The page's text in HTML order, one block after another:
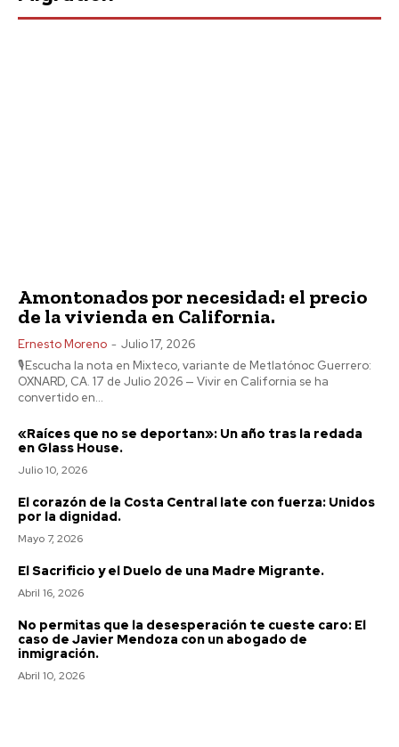
Amontonados por necesidad: el precio
de la vivienda en California.
Ernesto Moreno - Julio 17, 2026
🎙️Escucha la nota en Mixteco, variante de Metlatónoc Guerrero:
OXNARD, CA. 17 de Julio 2026 — Vivir en California se ha
convertido en...
«Raíces que no se deportan»: Un año tras la redada
en Glass House.
Julio 10, 2026
El corazón de la Costa Central late con fuerza: Unidos
por la dignidad.
Mayo 7, 2026
El Sacrificio y el Duelo de una Madre Migrante.
Abril 16, 2026
No permitas que la desesperación te cueste caro: El
caso de Javier Mendoza con un abogado de
inmigración.
Abril 10, 2026